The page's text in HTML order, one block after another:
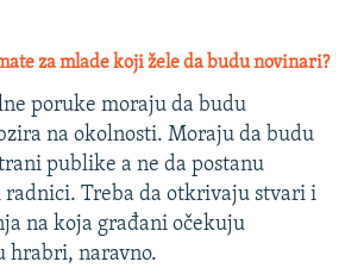
za mlade koji žele da budu novinari?
poruke moraju da budu
na okolnosti. Moraju da budu
publike a ne da postanu
Treba da otkrivaju stvari i
na koja građani očekuju
hrabri, naravno.